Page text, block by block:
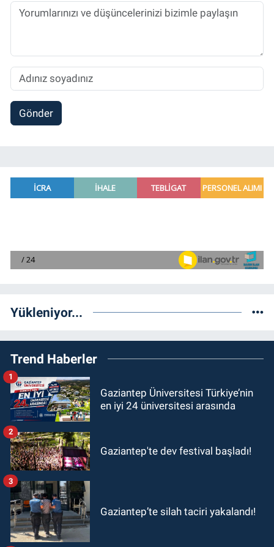
Sorumlu Haber Editörü' olarak devam
etmektedir.
Gönder
Yükleniyor...
Trend Haberler
Gaziantep Üniversitesi Türkiye’nin
en iyi 24 üniversitesi arasında
1
Gaziantep'te dev festival başladı!
2
Gaziantep’te silah taciri yakalandı!
3